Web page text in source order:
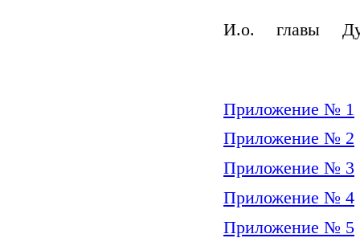
И.о. главы
Приложение № 1
Приложение № 2
Приложение № 3
Приложение № 4
Приложение № 5